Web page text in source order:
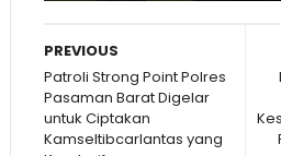
PREVIOUS
Patroli Strong Point Polres
Pasaman Barat Digelar
untuk Ciptakan
Kamseltibcarlantas yang